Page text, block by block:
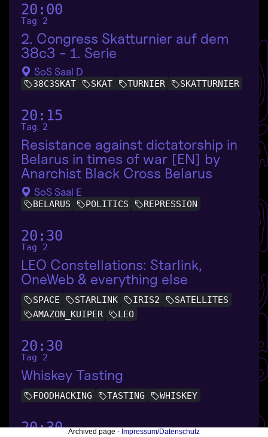
20:00
Tag 2
2. Congress Skatturnier auf dem
38c3 - 1. Serie
SoS Saal D
38C3SKAT SKAT TURNIER SKATTURNIER
20:15
Tag 2
Resistance against dictatorship in
Belarus in times of war [EN] by
Anarchist Black Cross Belarus
SoS Saal E
BELARUS POLITICS REPRESSION
20:30
Tag 2
LEO Constellations: Starlink,
OneWeb & everything else
SPACE STARLINK IRIS2
SATELLITES
AMAZON_KUIPER
LEO
20:30
Tag 2
Whiskey Tasting
FOODHACKING TASTING WHISKEY
20:30 Archived page - Impressum/Datenschutz